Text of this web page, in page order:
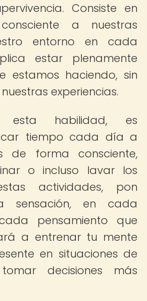
Consiste en
a nuestras
entorno en cada
estar plenamente
estamos haciendo, sin
experiencias.
esta habilidad, es
tiempo cada día a
de forma consciente,
o incluso lavar los
actividades, pon
sensación, en cada
pensamiento que
a entrenar tu mente
en situaciones de
decisiones más